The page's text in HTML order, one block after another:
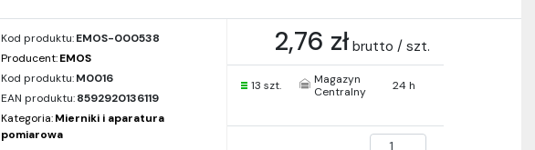
Kod produktu:EMOS-000538
Producent:EMOS
Kod produktu:M0016
EAN produktu:8592920136119
Kategoria:Mierniki i aparatura
pomiarowa
2,76 zł brutto / szt.
13 szt.
Magazyn
Centralny
24 h